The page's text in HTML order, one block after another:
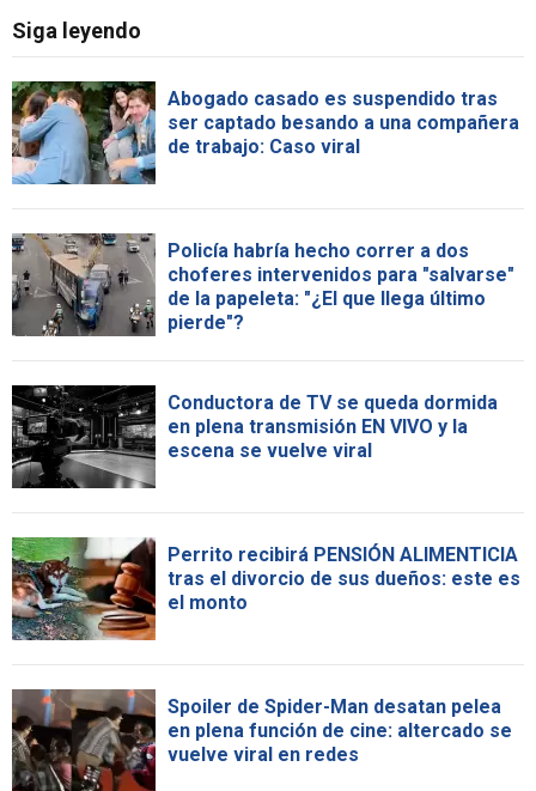
Siga leyendo
Abogado casado es suspendido tras
ser captado besando a una compañera
de trabajo: Caso viral
Policía habría hecho correr a dos
choferes intervenidos para "salvarse"
de la papeleta: "¿El que llega último
pierde"?
Conductora de TV se queda dormida
en plena transmisión EN VIVO y la
escena se vuelve viral
Perrito recibirá PENSIÓN ALIMENTICIA
tras el divorcio de sus dueños: este es
el monto
Spoiler de Spider-Man desatan pelea
en plena función de cine: altercado se
vuelve viral en redes